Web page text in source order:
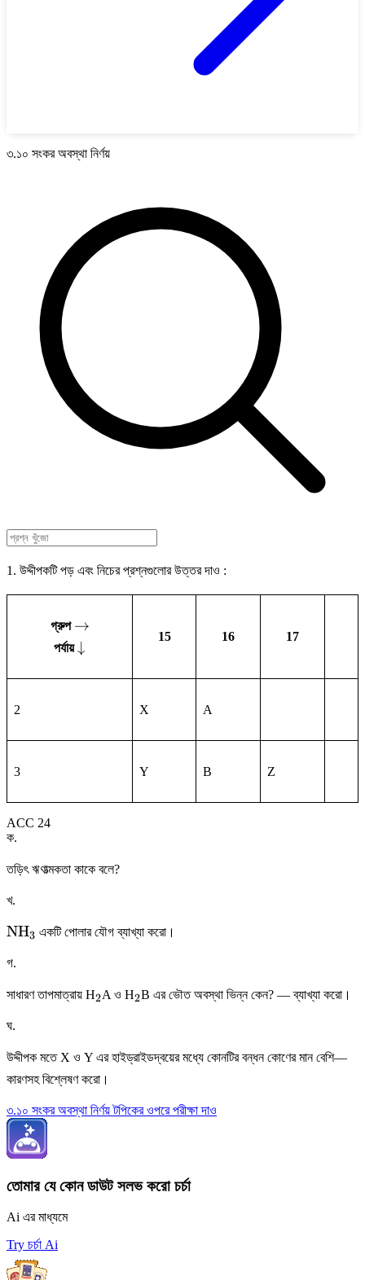
৩.১০ সংকর অবস্থা নির্ণয়
1. উদ্দীপকটি পড় এবং নিচের প্রশ্নগুলোর উত্তর দাও :
গ্রুপ \rightarrow
→
পর্যায় \downarrow
↓
15 16 17
2 X A
3 Y B Z
ACC 24
ক.
তড়িৎ ঋণাত্মকতা কাকে বলে?
খ.
\mathrm{NH}_{3}
NH3 একটি পোলার যৌগ ব্যাখ্যা করো।
গ.
সাধারণ তাপমাত্রায় H_2
2A ও H_2
2B এর ভৌত অবস্থা ভিন্ন কেন? — ব্যাখ্যা করো।
ঘ.
উদ্দীপক মতে X ও Y এর হাইড্রাইডদ্বয়ের মধ্যে কোনটির বন্ধন কোণের মান বেশি—
কারণসহ বিশ্লেষণ করো।
৩.১০ সংকর অবস্থা নির্ণয় টপিকের ওপরে পরীক্ষা দাও
তোমার যে কোন ডাউট সলভ করো চর্চা
Ai এর মাধ্যমে
Try চর্চা Ai